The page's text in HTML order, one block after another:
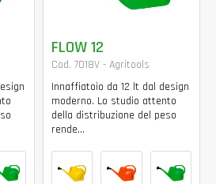
FLOW 12
Cod. 7018V - Agritools
Innaffiatoio da 12 lt dal design
moderno. Lo studio attento
della distribuzione del peso
rende...